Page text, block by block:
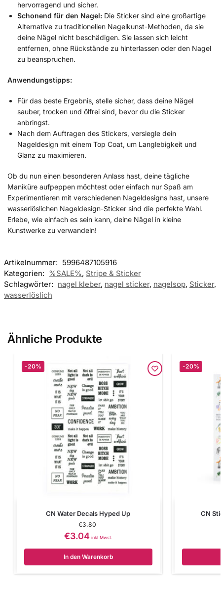
hervorragend und sicher.
Schonend für den Nagel: Die Sticker sind eine großartige
Alternative zu traditionellen Nagelkunst-Methoden, da sie
deine Nägel nicht beschädigen. Sie lassen sich leicht
entfernen, ohne Rückstände zu hinterlassen oder den Nagel
zu beanspruchen.
Anwendungstipps:
Für das beste Ergebnis, stelle sicher, dass deine Nägel
sauber, trocken und ölfrei sind, bevor du die Sticker
anbringst.
Nach dem Auftragen des Stickers, versiegle dein
Nageldesign mit einem Top Coat, um Langlebigkeit und
Glanz zu maximieren.
Ob du nun einen besonderen Anlass hast, deine tägliche
Maniküre aufpeppen möchtest oder einfach nur Spaß am
Experimentieren mit verschiedenen Nageldesigns hast, unsere
wasserlöslichen Nageldesign-Sticker sind die perfekte Wahl.
Erlebe, wie einfach es sein kann, deine Nägel in kleine
Kunstwerke zu verwandeln!
Artikelnummer: 5996487105916
Kategorien: %SALE%, Stripe & Sticker
Schlagwörter: nagel kleber, nagel sticker, nagelsop, Sticker,
wasserlöslich
Ähnliche Produkte
-20%
CN Water Decals Hyped Up
€3.80
€3.04 inkl Mwst.
In den Warenkorb
-20%
CN